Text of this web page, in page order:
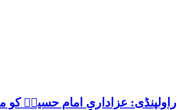
راولپنڈی: عزاداریِ امام حسینؑ